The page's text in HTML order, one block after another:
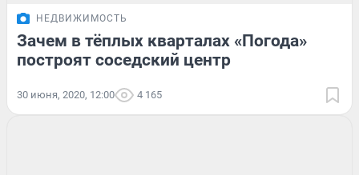
НЕДВИЖИМОСТЬ
Зачем в тёплых кварталах «Погода»
построят соседский центр
30 июня, 2020, 12:00 4 165